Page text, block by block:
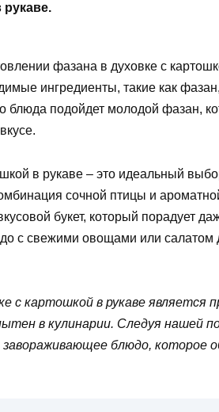
рукаве.
фазана в духовке с
ингредиенты, такие как
блюда подойдет молодой фазан,
в рукаве – это идеальный
сочной птицы и
букет, который порадует
с свежими овощами или салатом
с картошкой в рукаве
в кулинарии. Следуя нашей
завораживающее блюдо, которое